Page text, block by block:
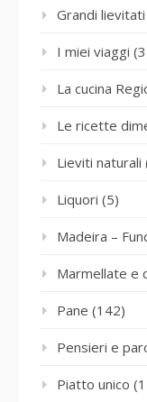
Grandi lievitati
I miei viaggi
La cucina
Le ricette
Lieviti naturali
Liquori (5)
Madeira –
Marmellate e
Pane (142)
Pensieri e
Piatto unico